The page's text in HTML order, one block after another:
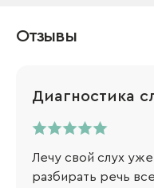
Отзывы
Диагностика
Лечу свой слух
разбирать речь